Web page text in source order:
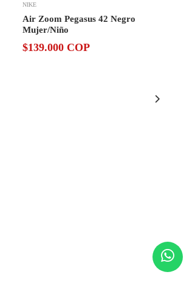
NIKE
Air Zoom Pegasus 42 Negro
Mujer/Niño
$139.000 COP